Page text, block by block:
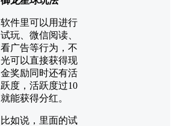
软件里可以用进行
试玩、微信阅读、
看广告等行为，不
光可以直接获得现
金奖励同时还有活
跃度，活跃度过10
就能获得分红。
比如说，里面的试